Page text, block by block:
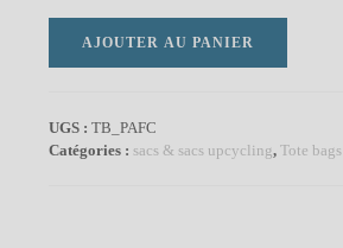
-
Tote
AJOUTER AU PANIER
UGS :TB_PAFC
Catégories : sacs & sacs upcycling,Tote bags